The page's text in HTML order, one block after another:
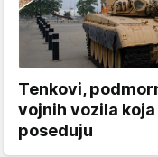
Tenkovi,
vojnih vozila
poseduju